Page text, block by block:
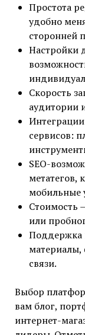
Простота
удобно
сторонней
Настройки
Скорость
аудитории
сервисов:
SEO-
метатегов,
мобильные
Стоимость
или
Поддержка
материалы,
связи.
Выбор
вам блог,
интернет-